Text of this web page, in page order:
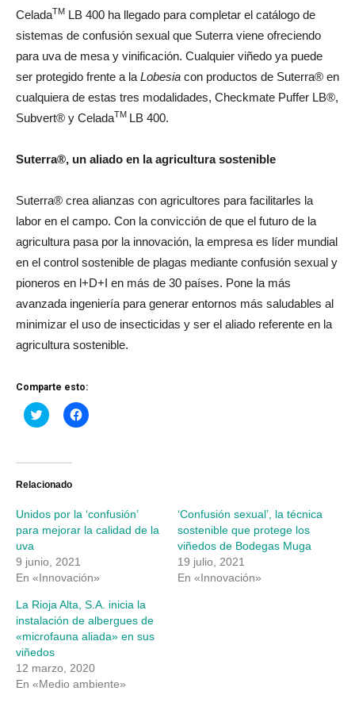
CeladaTM LB 400 ha llegado para completar el catálogo de
sistemas de confusión sexual que Suterra viene ofreciendo
para uva de mesa y vinificación. Cualquier viñedo ya puede
ser protegido frente a la Lobesia con productos de Suterra® en
cualquiera de estas tres modalidades, Checkmate Puffer LB®,
Subvert® y CeladaTM LB 400.
Suterra®, un aliado en la agricultura sostenible
Suterra® crea alianzas con agricultores para facilitarles la
labor en el campo. Con la convicción de que el futuro de la
agricultura pasa por la innovación, la empresa es líder mundial
en el control sostenible de plagas mediante confusión sexual y
pioneros en l+D+I en más de 30 países. Pone la más
avanzada ingeniería para generar entornos más saludables al
minimizar el uso de insecticidas y ser el aliado referente en la
agricultura sostenible.
Comparte esto:
Haz
clic
Twitter
abre
ventana
nueva)
Haz
clic
ventana
nueva)
Relacionado
Unidos por la ‘confusión’
para mejorar la calidad de la
uva
9 junio, 2021
En «Innovación»
‘Confusión sexual’, la técnica
sostenible que protege los
viñedos de Bodegas Muga
19 julio, 2021
En «Innovación»
La Rioja Alta, S.A. inicia la
instalación de albergues de
«microfauna aliada» en sus
viñedos
12 marzo, 2020
En «Medio ambiente»